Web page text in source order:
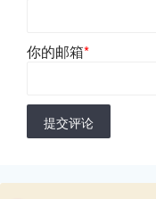
你的邮箱*
提交评论